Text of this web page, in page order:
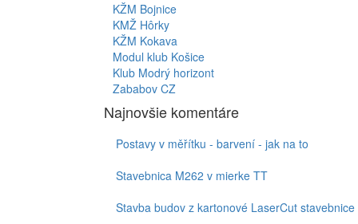
KŽM Bojnice
KMŽ Hôrky
KŽM Kokava
Modul klub Košice
Klub Modrý horizont
Zababov CZ
Najnovšie komentáre
Postavy v měřítku - barvení - jak na to
Stavebnica M262 v mierke TT
Stavba budov z kartonové LaserCut stavebnice